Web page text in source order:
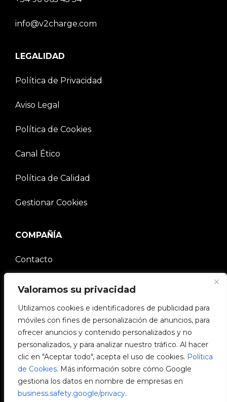
Valoramos su privacidad
Utilizamos cookies e identificadores de publicidad para
móviles con fines de personalización de anuncios, para
ofrecer anuncios y contenido personalizados y no
personalizados, y para analizar nuestro tráfico. Al hacer
clic en "Aceptar todo", acepta el uso de cookies. Política
de Cookies. Más información sobre cómo Google
gestiona los datos en nombre de empresas en
business.safety.google/privacy.
info@v2charge.com
LEGALIDAD
Política de Privacidad
Aviso Legal
Política de Cookies
Canal Ético
Política de Calidad
Gestionar Cookies
COMPAÑÍA
Contacto
Comunidad V2C
Trabaja con nosotros
e-Chargers
V2C Power
V2C Cloud